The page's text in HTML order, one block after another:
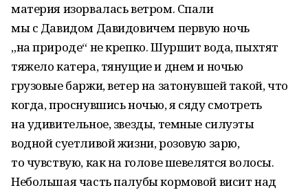
материя изорвалась ветром. Спали
мы с Давидом Давидовичем первую ночь
„на природе“ не крепко. Шуршит вода, пыхтят
тяжело катера, тянущие и днем и ночью
грузовые баржи, ветер на затонувшей такой, что
когда, проснувшись ночью, я сяду смотреть
на удивительное, звезды, темные силуэты
водной суетливой жизни, розовую зарю,
то чувствую, как на голове шевелятся волосы.
Небольшая часть палубы кормовой висит над